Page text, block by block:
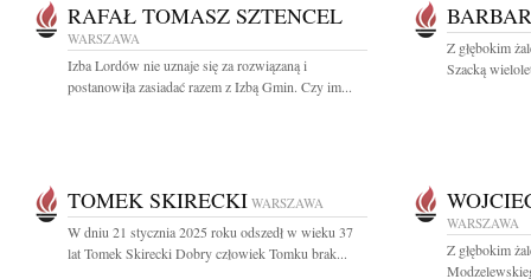
RAFAŁ TOMASZ SZTENCEL
WARSZAWA
Izba Lordów nie uznaje się za rozwiązaną i
postanowiła zasiadać razem z Izbą Gmin. Czy im...
Z głębokim
Szacką
TOMEK SKIRECKI WARSZAWA
W dniu 21 stycznia 2025 roku odszedł w wieku 37
lat Tomek Skirecki Dobry człowiek Tomku brak...
WARSZAWA
Z głębokim